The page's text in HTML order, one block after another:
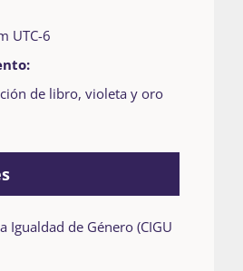
UTC-6
de libro, violeta y oro
Igualdad de Género (CIGU